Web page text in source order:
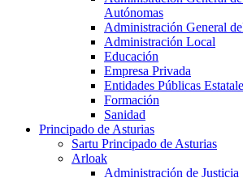
Autónomas
Administración General
Administración Local
Educación
Empresa Privada
Entidades Públicas
Formación
Sanidad
Principado de Asturias
Sartu Principado de Asturias
Arloak
Administración de Justicia